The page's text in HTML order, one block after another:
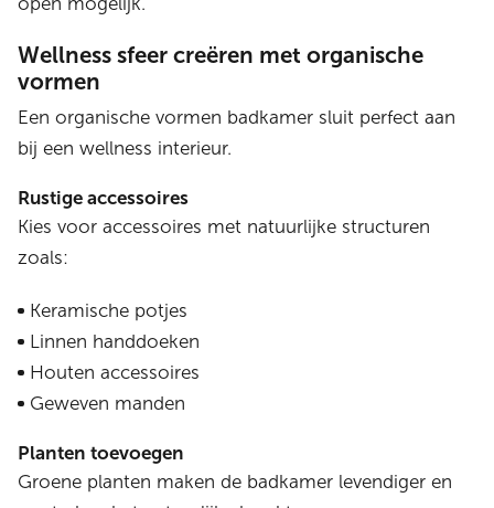
Wellness sfeer creëren met organische
vormen
Een organische vormen badkamer sluit perfect aan
bij een wellness interieur.
Rustige accessoires
Kies voor accessoires met natuurlijke structuren
zoals:
Keramische potjes
Linnen handdoeken
Houten accessoires
Geweven manden
Planten toevoegen
Groene planten maken de badkamer levendiger en